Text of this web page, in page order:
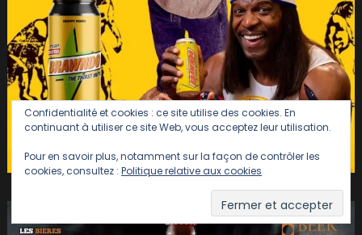
Confidentialité et cookies : ce site utilise des cookies. En
continuant à utiliser ce site Web, vous acceptez leur utilisation.
Pour en savoir plus, notamment sur la façon de contrôler les
cookies, consultez : Politique relative aux cookies